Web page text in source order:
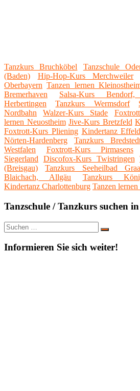
Tanzkurs Bruchköbel Tanzschule
(Baden)
Hip-Hop-Kurs Merchweiler
Oberbayern Tanzen lernen
Bremerhaven
Salsa-Kurs
Herbertingen
Tanzkurs Wermsdorf
Nordbahn
Walzer-Kurs Stade
lernen Neuostheim Jive-Kurs Bretzfeld
Foxtrott-Kurs Pliening Kindertanz
Nörten-Hardenberg
Tanzkurs
Westfalen
Foxtrott-Kurs Pirmasens
Siegerland
Discofox-Kurs Twistringen
(Breisgau)
Tanzkurs Seeheilbad
Blaichach, Allgäu
Tanzkurs
Kindertanz Charlottenburg Tanzen lernen
Tanzschule / Tanzkurs suchen
Suche
nach:
Suchen
Informieren Sie sich weiter!